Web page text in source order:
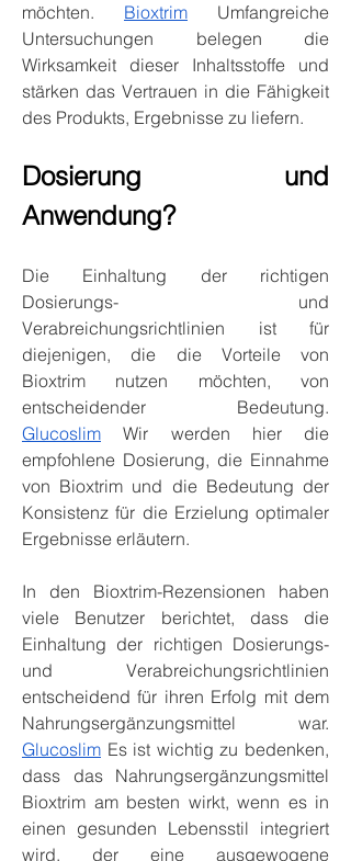
möchten. Bioxtrim Umfangreiche
Untersuchungen belegen die
Wirksamkeit dieser Inhaltsstoffe und
stärken das Vertrauen in die Fähigkeit
des Produkts, Ergebnisse zu liefern.
Dosierung und
Anwendung?
Die Einhaltung der richtigen
Dosierungs- und
Verabreichungsrichtlinien ist für
diejenigen, die die Vorteile von
Bioxtrim nutzen möchten, von
Glucoslim Wir werden hier die
empfohlene Dosierung, die Einnahme
von Bioxtrim und die Bedeutung der
Konsistenz für die Erzielung optimaler
Ergebnisse erläutern.
In den Bioxtrim-Rezensionen haben
viele Benutzer berichtet, dass die
Einhaltung der richtigen Dosierungs-
und Verabreichungsrichtlinien
entscheidend für ihren Erfolg mit dem
Glucoslim Es ist wichtig zu bedenken,
dass das Nahrungsergänzungsmittel
Bioxtrim am besten wirkt, wenn es in
einen gesunden Lebensstil integriert
wird, der eine ausgewogene